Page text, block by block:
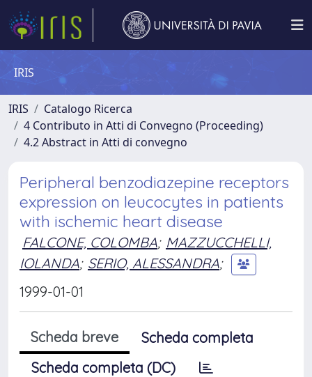
IRIS
IRIS
Catalogo Ricerca
4 Contributo in Atti di Convegno (Proceeding)
4.2 Abstract in Atti di convegno
Peripheral benzodiazepine receptors
expression on leucocytes in patients
with ischemic heart disease
FALCONE, COLOMBA; MAZZUCCHELLI,
IOLANDA; SERIO, ALESSANDRA;
1999-01-01
Scheda breve
Scheda completa
Scheda completa (DC)